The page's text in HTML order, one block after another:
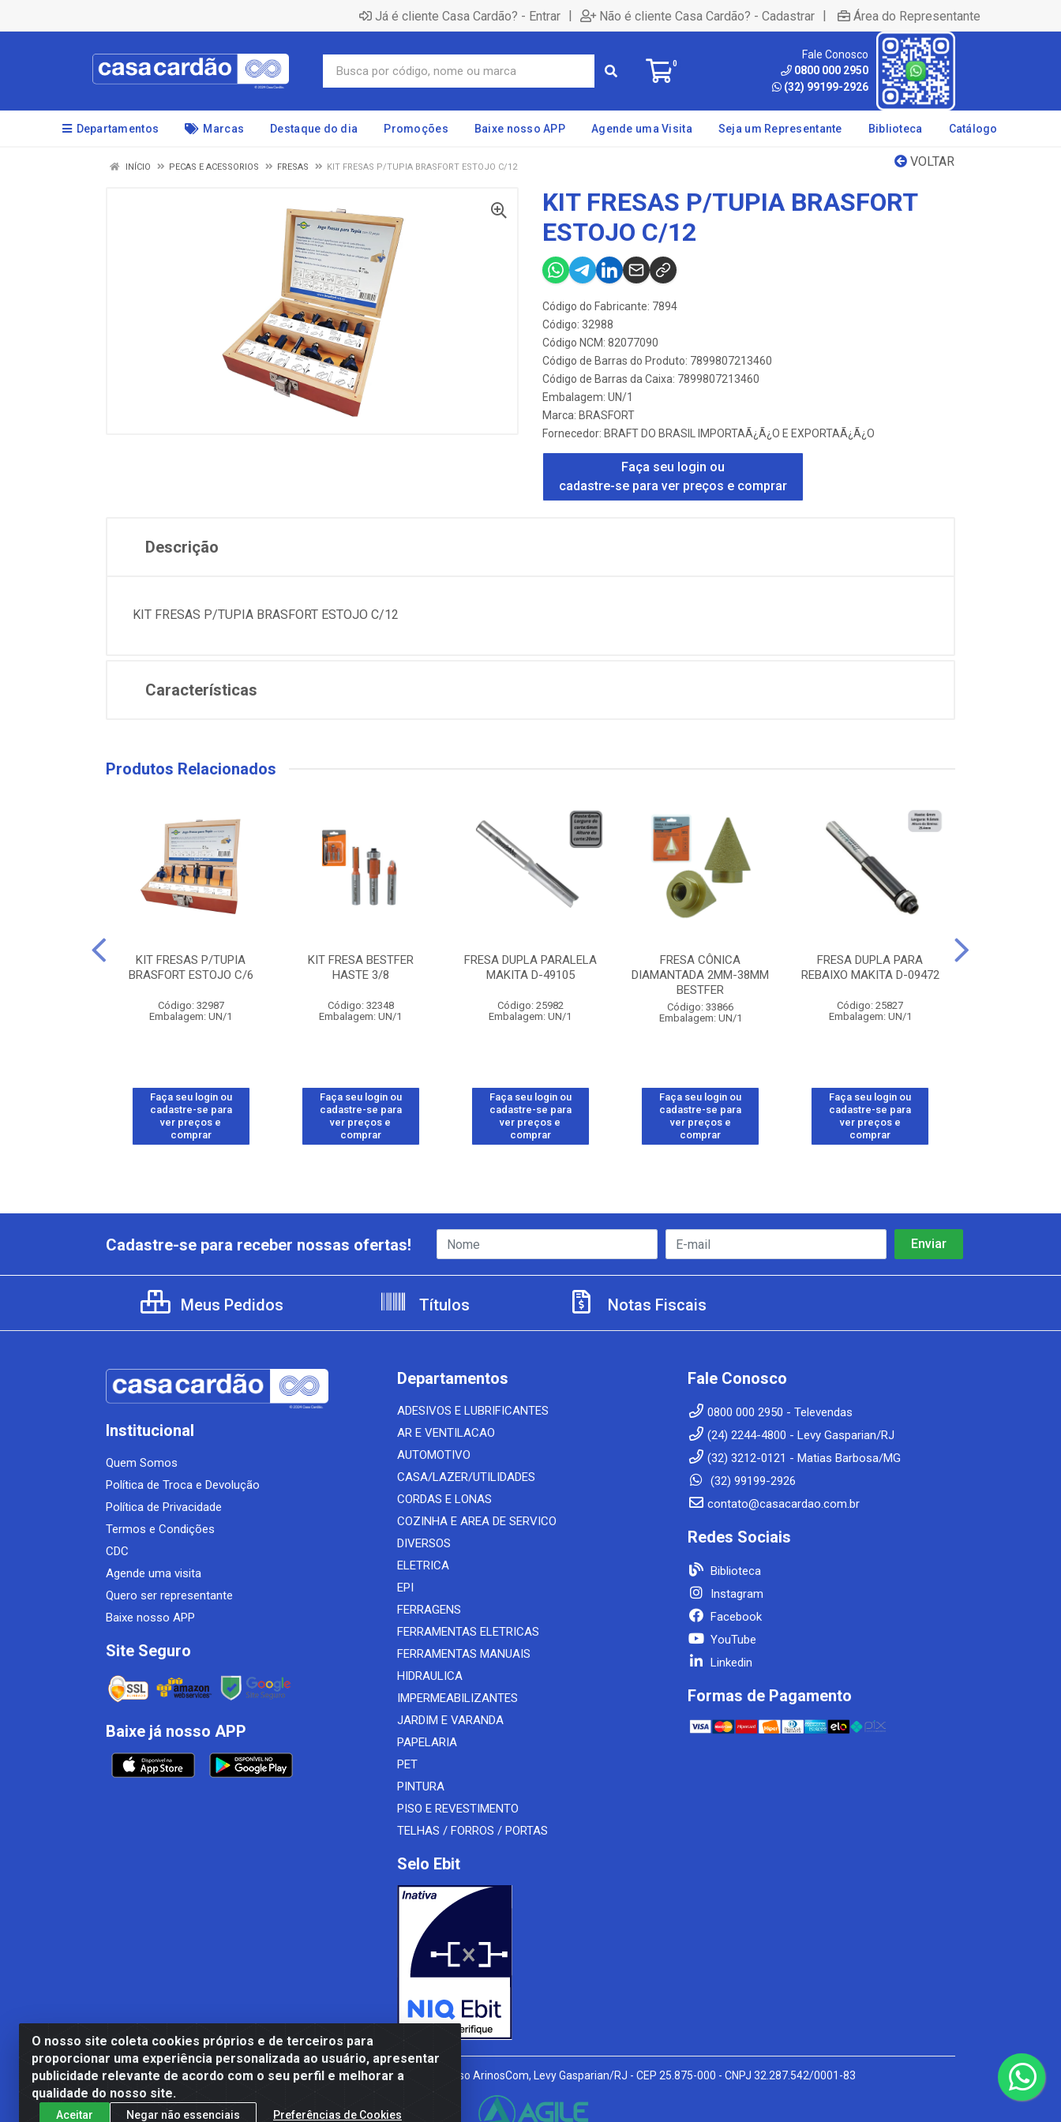
Já é cliente Casa Cardão? - Entrar | Não é cliente Casa Cardão? - Cadastrar | Área do Representante
0
Fale Conosco
0800 000 2950
(32) 99199-2926
Departamentos Marcas Destaque do dia Promoções Baixe nosso APP Agende uma Visita Seja um Representante Biblioteca Catálogo
VOLTAR
INÍCIO PECAS E ACESSORIOS FRESAS KIT FRESAS P/TUPIA BRASFORT ESTOJO C/12
KIT FRESAS P/TUPIA BRASFORT
ESTOJO C/12
Código do Fabricante: 7894
Código: 32988
Código NCM: 82077090
Código de Barras do Produto: 7899807213460
Código de Barras da Caixa: 7899807213460
Embalagem: UN/1
Marca: BRASFORT
Fornecedor: BRAFT DO BRASIL IMPORTAÃ¿Ã¿O E EXPORTAÃ¿Ã¿O
Faça seu login ou
cadastre-se para ver preços e comprar
Descrição
KIT FRESAS P/TUPIA BRASFORT ESTOJO C/12
Características
Produtos Relacionados
KIT FRESAS P/TUPIA
BRASFORT ESTOJO C/6
Código: 32987
Embalagem: UN/1
Faça seu login ou
cadastre-se para
ver preços e
comprar
KIT FRESA BESTFER
HASTE 3/8
Código: 32348
Embalagem: UN/1
Faça seu login ou
cadastre-se para
ver preços e
comprar
FRESA DUPLA PARALELA
MAKITA D-49105
Código: 25982
Embalagem: UN/1
Faça seu login ou
cadastre-se para
ver preços e
comprar
FRESA CÔNICA
DIAMANTADA 2MM-38MM
BESTFER
Código: 33866
Embalagem: UN/1
Faça seu login ou
cadastre-se para
ver preços e
comprar
FRESA DUPLA PARA
REBAIXO MAKITA D-09472
Código: 25827
Embalagem: UN/1
Faça seu login ou
cadastre-se para
ver preços e
comprar
O nosso site coleta cookies próprios e de terceiros para
proporcionar uma experiência personalizada ao usuário, apresentar
publicidade relevante de acordo com o seu perfil e melhorar a
qualidade do nosso site.
Aceitar Negar não essenciais Preferências de Cookies
Cadastre-se para receber nossas ofertas!
Meus Pedidos Títulos Notas Fiscais
Institucional
Quem Somos
Política de Troca e Devolução
Política de Privacidade
Termos e Condições
CDC
Agende uma visita
Quero ser representante
Baixe nosso APP
Site Seguro
Baixe já nosso APP
Departamentos
ADESIVOS E LUBRIFICANTES
AR E VENTILACAO
AUTOMOTIVO
CASA/LAZER/UTILIDADES
CORDAS E LONAS
COZINHA E AREA DE SERVICO
DIVERSOS
ELETRICA
EPI
FERRAGENS
FERRAMENTAS ELETRICAS
FERRAMENTAS MANUAIS
HIDRAULICA
IMPERMEABILIZANTES
JARDIM E VARANDA
PAPELARIA
PET
PINTURA
PISO E REVESTIMENTO
TELHAS / FORROS / PORTAS
Selo Ebit
Fale Conosco
0800 000 2950 - Televendas
(24) 2244-4800 - Levy Gasparian/RJ
(32) 3212-0121 - Matias Barbosa/MG
(32) 99199-2926
contato@casacardao.com.br
Redes Sociais
Biblioteca
Instagram
Facebook
YouTube
Linkedin
Formas de Pagamento
Casa Cardão LTDA - Av. Amaral Peixoto, 910 - Afonso ArinosCom, Levy Gasparian/RJ - CEP 25.875-000 - CNPJ 32.287.542/0001-83